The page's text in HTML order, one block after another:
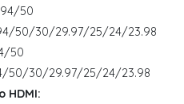
50
50/30/29.97/25/24/23.98
50
50/30/29.97/25/24/23.98
HDMI: